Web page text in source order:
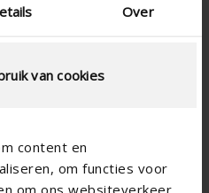
Over
van cookies
content en
om functies voor
om ons websiteverkeer